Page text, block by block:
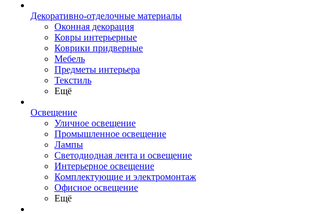
Декоративно-отделочные материалы
Оконная декорация
Ковры интерьерные
Коврики придверные
Мебель
Предметы интерьера
Текстиль
Ещё
Освещение
Уличное освещение
Промышленное освещение
Лампы
Светодиодная лента и освещение
Интерьерное освещение
Комплектующие и электромонтаж
Офисное освещение
Ещё